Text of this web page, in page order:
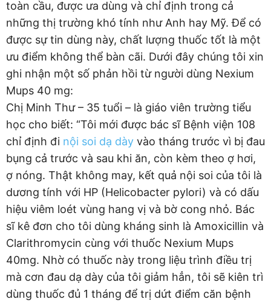
toàn cầu, được ưa dùng và chỉ định trong cả
những thị trường khó tính như Anh hay Mỹ. Để có
được sự tin dùng này, chất lượng thuốc tốt là một
ưu điểm không thể bàn cãi. Dưới đây chúng tôi xin
ghi nhận một số phản hồi từ người dùng Nexium
Mups 40 mg:
Chị Minh Thư – 35 tuổi – là giáo viên trường tiểu
học cho biết: “Tôi mới được bác sĩ Bệnh viện 108
chỉ định đi nội soi dạ dày vào tháng trước vì bị đau
bụng cả trước và sau khi ăn, còn kèm theo ợ hơi,
ợ nóng. Thật không may, kết quả nội soi của tôi là
dương tính với HP (Helicobacter pylori) và có dấu
hiệu viêm loét vùng hang vị và bờ cong nhỏ. Bác
sĩ kê đơn cho tôi dùng kháng sinh là Amoxicillin và
Clarithromycin cùng với thuốc Nexium Mups
40mg. Nhờ có thuốc này trong liệu trình điều trị
mà cơn đau dạ dày của tôi giảm hẳn, tôi sẽ kiên trì
dùng thuốc đủ 1 tháng để trị dứt điểm căn bệnh